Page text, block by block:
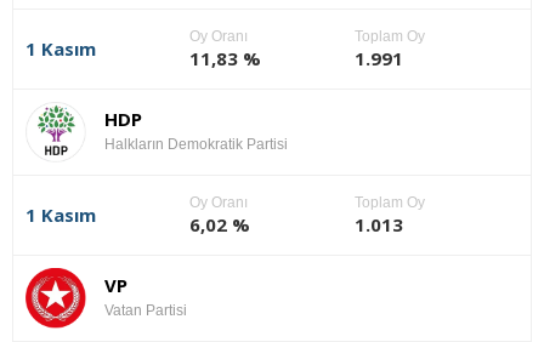
1 Kasım
Oy Oranı
11,83 %
Toplam Oy
1.991
HDP
Halkların Demokratik Partisi
1 Kasım
Oy Oranı
6,02 %
Toplam Oy
1.013
VP
Vatan Partisi